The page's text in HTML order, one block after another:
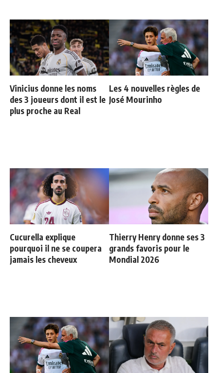
Vinicius donne les noms
des 3 joueurs dont il est le
plus proche au Real
Les 4 nouvelles règles de
José Mourinho
Cucurella explique
pourquoi il ne se coupera
jamais les cheveux
Thierry Henry donne ses 3
grands favoris pour le
Mondial 2026